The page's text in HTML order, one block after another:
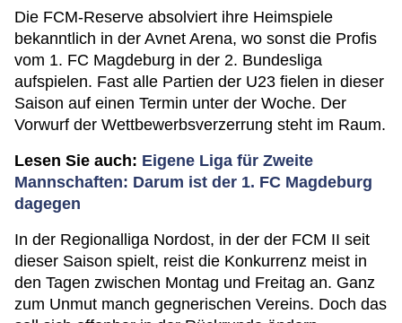
Die FCM-Reserve absolviert ihre Heimspiele
bekanntlich in der Avnet Arena, wo sonst die Profis
vom 1. FC Magdeburg in der 2. Bundesliga
aufspielen. Fast alle Partien der U23 fielen in dieser
Saison auf einen Termin unter der Woche. Der
Vorwurf der Wettbewerbsverzerrung steht im Raum.
Lesen Sie auch: Eigene Liga für Zweite
Mannschaften: Darum ist der 1. FC Magdeburg
dagegen
In der Regionalliga Nordost, in der der FCM II seit
dieser Saison spielt, reist die Konkurrenz meist in
den Tagen zwischen Montag und Freitag an. Ganz
zum Unmut manch gegnerischen Vereins. Doch das